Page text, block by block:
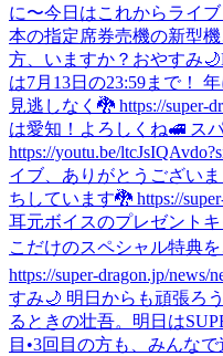
に〜今日はこれからライ
本の指定席券売機の新型
方、いますか？ おやすみ🌙
は7月13日の23:59まで！
見逃しなく🐉 https://super-
は愛知！よろしくね🚅 ス
https://youtu.be/
イブ、ありがとうござい
ちしています🐉 https://
耳元ボイスのプレゼント
こだけのスペシャル特典
https://super-dragon.jp/news/
すみ🌙 明日からも頑張ろ
るときの壮吾。 明日は
目•3回目の方も、みんな